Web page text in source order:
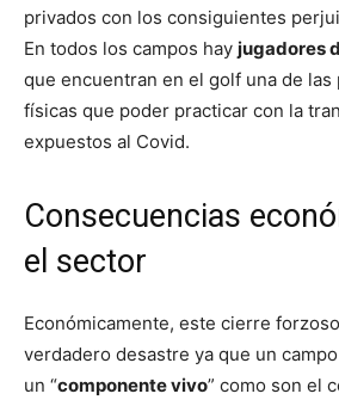
privados con los consiguientes
En todos los campos hay jugadores
que encuentran en el golf una de las
físicas que poder practicar con la
expuestos al Covid.
Consecuencias
el sector
Económicamente, este cierre
verdadero desastre ya que un
un “componente vivo” como son el